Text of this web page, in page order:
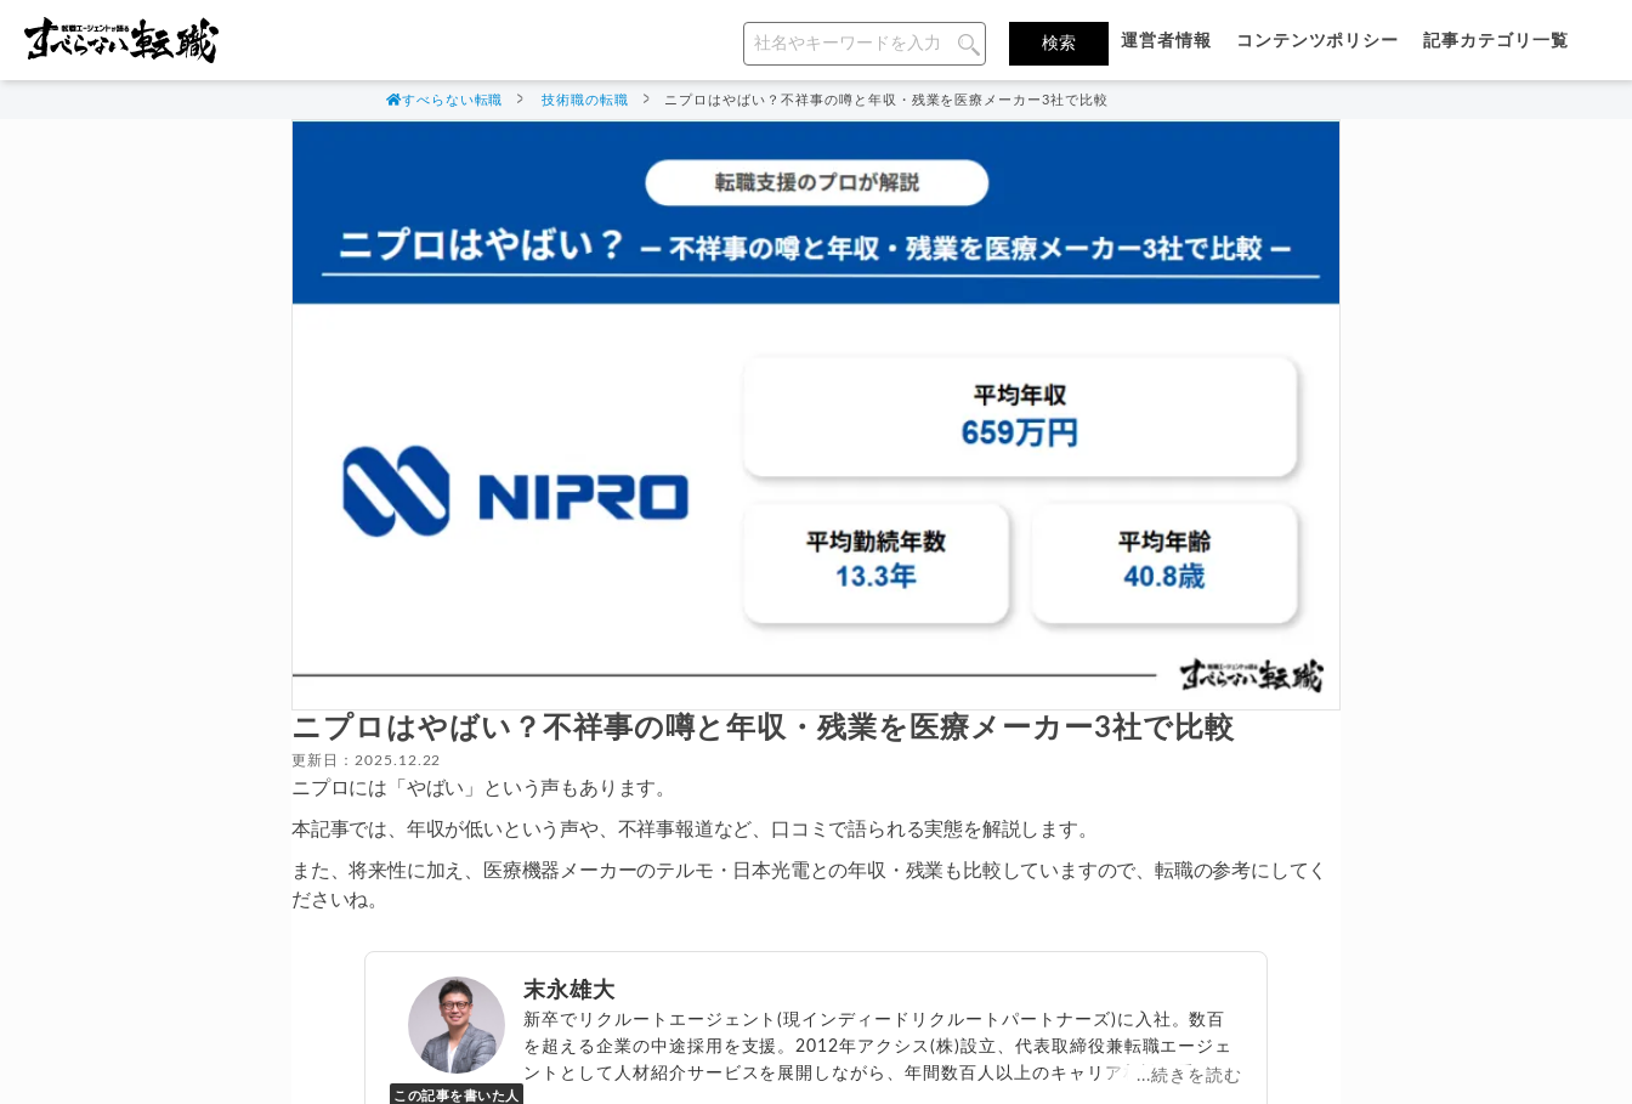
運営者情報 コンテンツポリシー 記事カテゴリ一覧
すべらない転職 技術職の転職 ニプロはやばい？不祥事の噂と年収・残業を医療メーカー3社で比較
ニプロはやばい？不祥事の噂と年収・残業を医療メーカー3社で比較
更新日：2025.12.22
ニプロには「やばい」という声もあります。
本記事では、年収が低いという声や、不祥事報道など、口コミで語られる実態を解説します。
また、将来性に加え、医療機器メーカーのテルモ・日本光電との年収・残業も比較していますので、転職の参考にしてく
ださいね。
この記事を書いた人
末永雄大
新卒でリクルートエージェント(現インディードリクルートパートナーズ)に入社。数百
を超える企業の中途採用を支援。2012年アクシス(株)設立、代表取締役兼転職エージェ
ントとして人材紹介サービスを展開しながら、年間数百人以上のキャリア相談に乗る。
...続きを読む